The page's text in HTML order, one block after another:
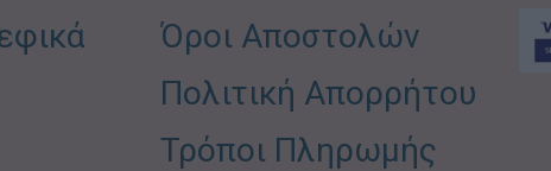
Όροι Αποστολών
Πολιτική Απορρήτου
Τρόποι Πληρωμής